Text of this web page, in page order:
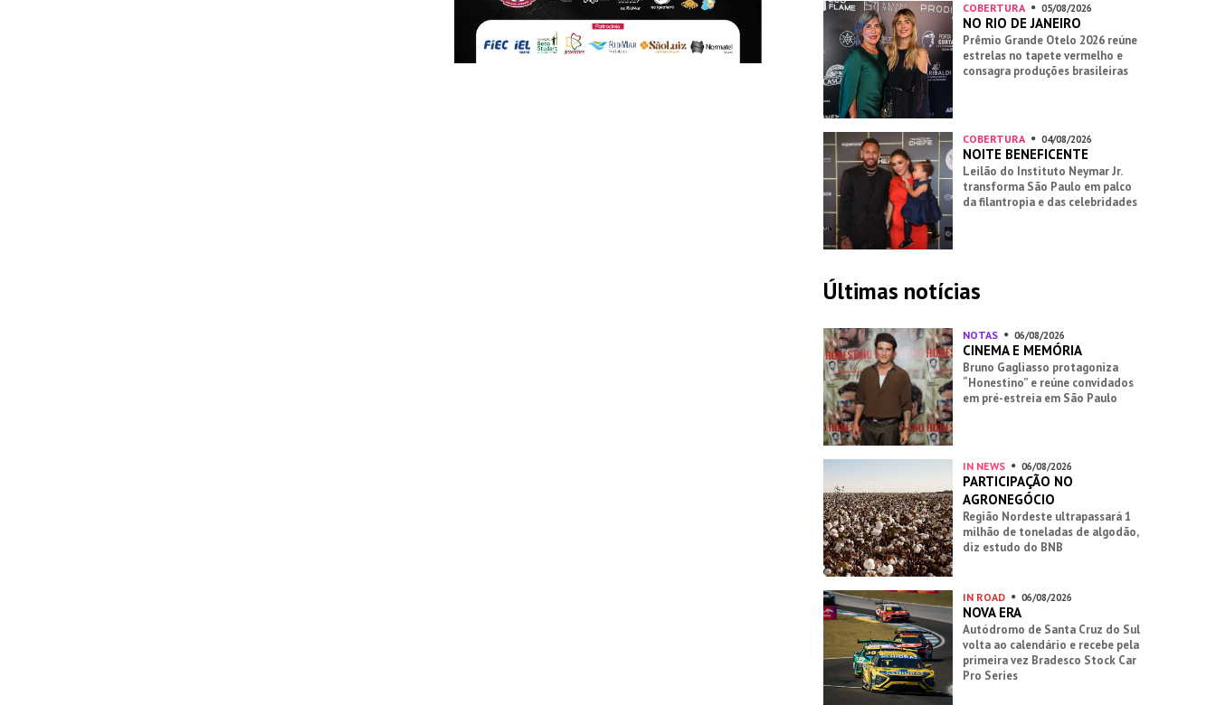
COBERTURA 05/08/2026
NO RIO DE JANEIRO
Prêmio Grande Otelo 2026 reúne
estrelas no tapete vermelho e
consagra produções brasileiras
COBERTURA 04/08/2026
NOITE BENEFICENTE
Leilão do Instituto Neymar Jr.
transforma São Paulo em palco
da filantropia e das celebridades
Últimas notícias
NOTAS 06/08/2026
CINEMA E MEMÓRIA
Bruno Gagliasso protagoniza
“Honestino” e reúne convidados
em pré-estreia em São Paulo
IN NEWS 06/08/2026
PARTICIPAÇÃO NO
AGRONEGÓCIO
Região Nordeste ultrapassará 1
milhão de toneladas de algodão,
diz estudo do BNB
IN ROAD 06/08/2026
NOVA ERA
Autódromo de Santa Cruz do Sul
volta ao calendário e recebe pela
primeira vez Bradesco Stock Car
Pro Series